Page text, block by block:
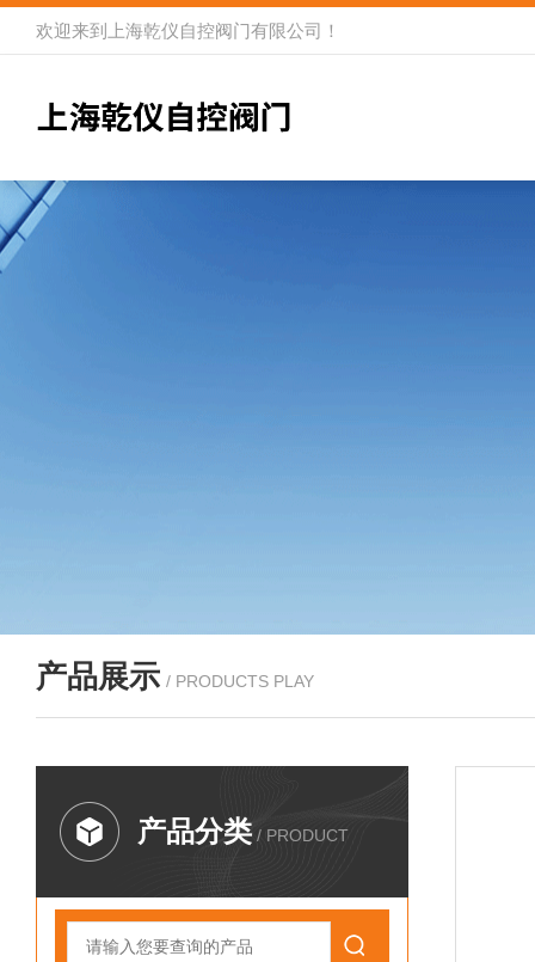
欢迎来到 上海乾仪自控阀门有限公司 ！
产品展示 / PRODUCTS PLAY
产品分类 / PRODUCT